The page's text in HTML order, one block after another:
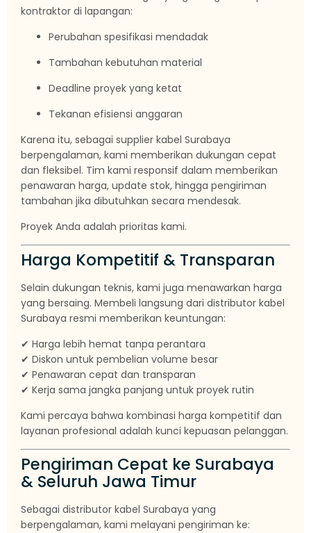
kontraktor di lapangan:
Perubahan spesifikasi mendadak
Tambahan kebutuhan material
Deadline proyek yang ketat
Tekanan efisiensi anggaran
Karena itu, sebagai supplier kabel Surabaya
berpengalaman, kami memberikan dukungan cepat
dan fleksibel. Tim kami responsif dalam memberikan
penawaran harga, update stok, hingga pengiriman
tambahan jika dibutuhkan secara mendesak.
Proyek Anda adalah prioritas kami.
Harga Kompetitif & Transparan
Selain dukungan teknis, kami juga menawarkan harga
yang bersaing. Membeli langsung dari distributor kabel
Surabaya resmi memberikan keuntungan:
✔ Harga lebih hemat tanpa perantara
✔ Diskon untuk pembelian volume besar
✔ Penawaran cepat dan transparan
✔ Kerja sama jangka panjang untuk proyek rutin
Kami percaya bahwa kombinasi harga kompetitif dan
layanan profesional adalah kunci kepuasan pelanggan.
Pengiriman Cepat ke Surabaya
& Seluruh Jawa Timur
Sebagai distributor kabel Surabaya yang
berpengalaman, kami melayani pengiriman ke: